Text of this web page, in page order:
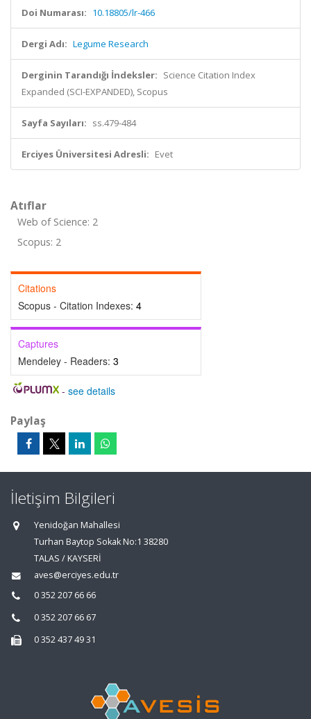
Doi Numarası: 10.18805/lr-466
Dergi Adı: Legume Research
Derginin Tarandığı İndeksler: Science Citation Index
Expanded (SCI-EXPANDED), Scopus
Sayfa Sayıları: ss.479-484
Erciyes Üniversitesi Adresli: Evet
Atıflar
Web of Science: 2
Scopus: 2
Citations
Scopus - Citation Indexes: 4
Captures
Mendeley - Readers: 3
- see details
Paylaş
İletişim Bilgileri
Yenidoğan Mahallesi
Turhan Baytop Sokak No:1 38280
TALAS / KAYSERİ
aves@erciyes.edu.tr
0 352 207 66 66
0 352 207 66 67
0 352 437 49 31